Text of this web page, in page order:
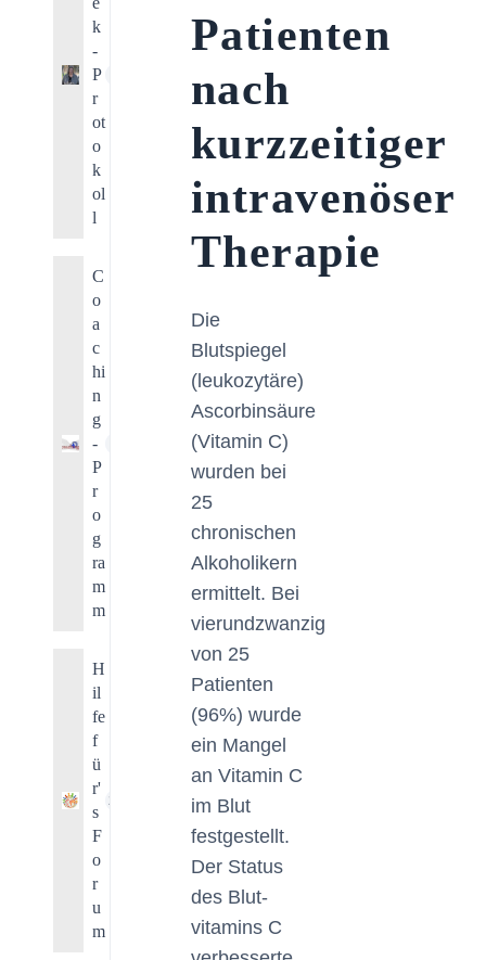
k
-
P
r
ot
o
k
ol
l
C
o
a
c
hi
n
g
-
P
r
o
g
ra
m
m
H
il
fe
f
ü
r'
s
F
o
r
u
m
29
Patienten
nach
kurzzeitiger
intravenöser
Therapie
Die
Blutspiegel
(leukozytäre)
Ascorbinsäure
(Vitamin C)
wurden bei
25
chronischen
Alkoholikern
ermittelt. Bei
vierundzwanzig
von 25
Patienten
(96%) wurde
ein Mangel
an Vitamin C
im Blut
festgestellt.
Der Status
des Blut-
vitamins C